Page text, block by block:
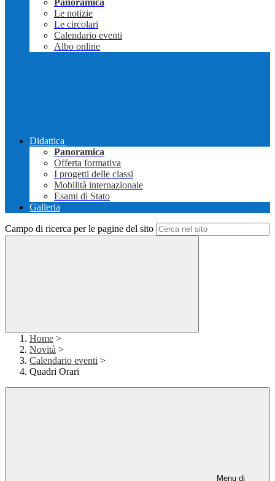
Panoramica
Le notizie
Le circolari
Calendario eventi
Albo online
Didattica
Panoramica
Offerta formativa
I progetti delle classi
Mobilità internazionale
Esami di Stato
Galleria
Campo di ricerca per le pagine del sito
Home >
Novità >
Calendario eventi >
Quadri Orari
Menu di